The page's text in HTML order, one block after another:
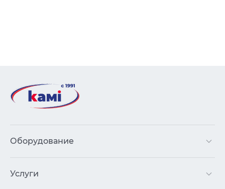
Оборудование
Услуги